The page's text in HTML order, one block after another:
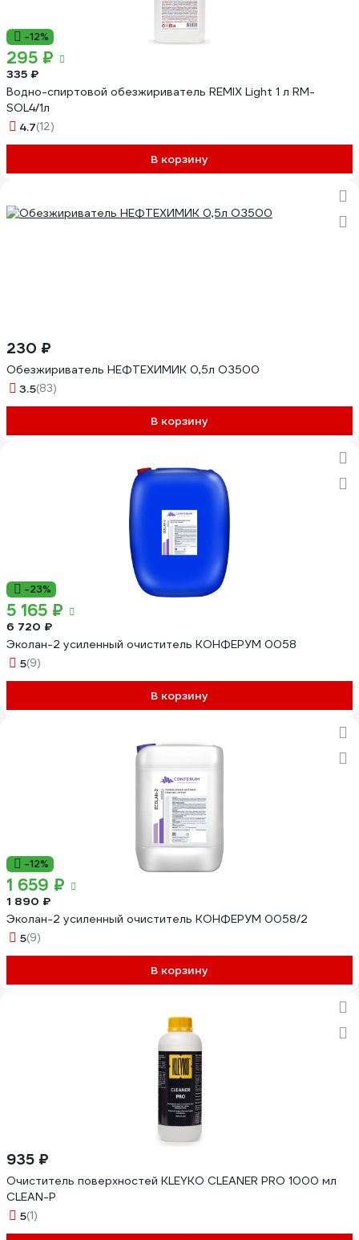
-12%
295 ₽
335 ₽
Водно-спиртовой обезжириватель REMIX Light 1 л RM-
SOL4/1л
4.7(12)
В корзину
230 ₽
Обезжириватель НЕФТЕХИМИК 0,5л ОЗ500
3.5(83)
В корзину
-23%
5 165 ₽
6 720 ₽
Эколан-2 усиленный очиститель КОНФЕРУМ 0058
5(9)
В корзину
-12%
1 659 ₽
1 890 ₽
Эколан-2 усиленный очиститель КОНФЕРУМ 0058/2
5(9)
В корзину
935 ₽
Очиститель поверхностей KLEYKO CLEANER PRO 1000 мл
CLEAN-P
5(1)